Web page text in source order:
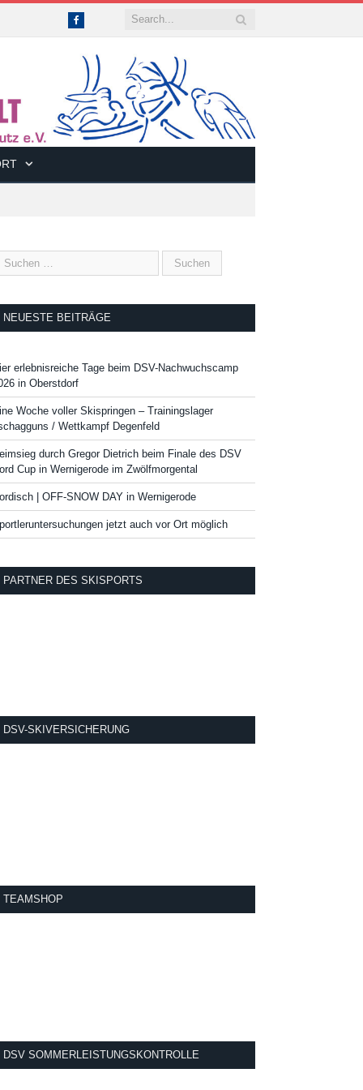
Facebook
NEUESTE BEITRÄGE
erlebnisreiche Tage beim DSV-Nachwuchscamp
in Oberstdorf
Woche voller Skispringen – Trainingslager
/ Wettkampf Degenfeld
durch Gregor Dietrich beim Finale des DSV
Cup in Wernigerode im Zwölfmorgental
| OFF-SNOW DAY in Wernigerode
jetzt auch vor Ort möglich
PARTNER DES SKISPORTS
DSV-SKIVERSICHERUNG
TEAMSHOP
DSV SOMMERLEISTUNGSKONTROLLE